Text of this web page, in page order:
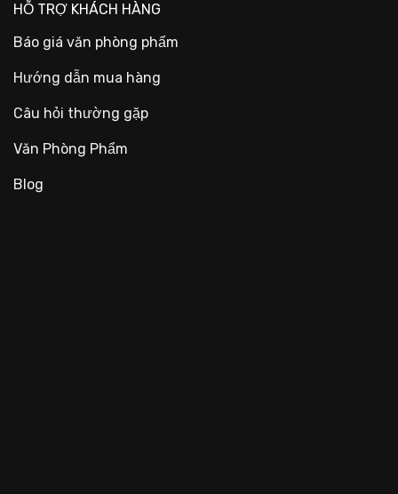
HỖ TRỢ KHÁCH HÀNG
Báo giá văn phòng phẩm
Hướng dẫn mua hàng
Câu hỏi thường gặp
Văn Phòng Phẩm
Blog